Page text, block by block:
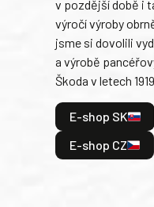
v pozdější době i
výročí výroby
jsme si dovolili
a výrobě
Škoda v letech
E-shop SK
E-shop CZ